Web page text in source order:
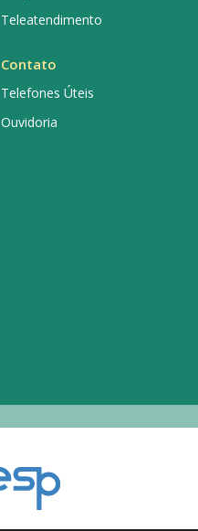
Teleatendimento
Contato
Telefones Úteis
Ouvidoria